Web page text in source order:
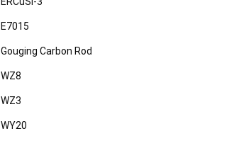
E7015
Gouging Carbon Rod
WZ8
WZ3
WY20